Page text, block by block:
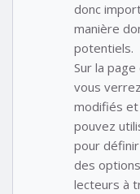
donc
manière
potentiels.
Sur la
vous
modifiés
pouvez
pour
des
lecteurs à